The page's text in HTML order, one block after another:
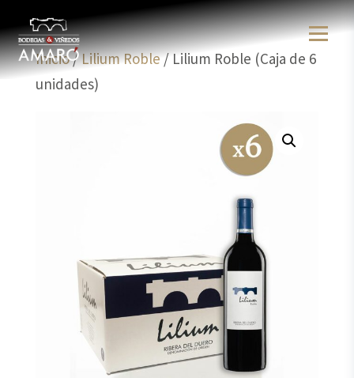
Inicio/Lilium Roble/ Lilium Roble (Caja de 6
unidades)